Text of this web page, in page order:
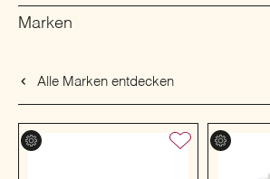
Marken
Alle Marken entdecken